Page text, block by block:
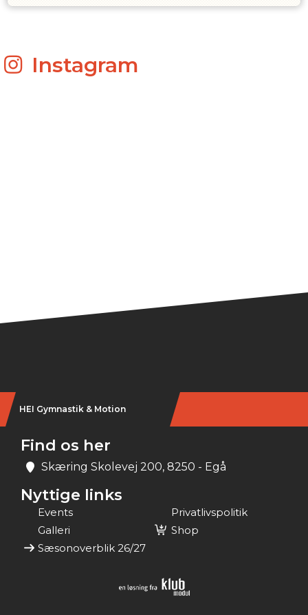
Instagram
HEI Gymnastik & Motion
Find os her
Skæring Skolevej 200, 8250 - Egå
Nyttige links
Events
Privatlivspolitik
Galleri
Shop
Sæsonoverblik 26/27